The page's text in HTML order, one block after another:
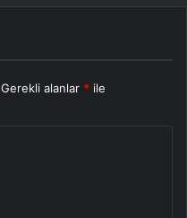
Gerekli alanlar * ile